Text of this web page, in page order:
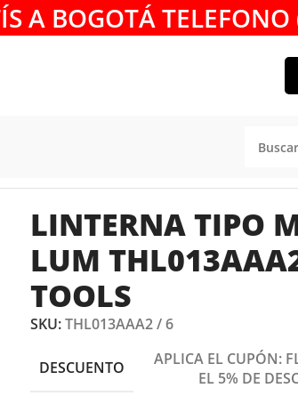
A BOGOTÁ
LINTERNA TIPO
LUM
TOOLS
SKU:THL013AAA2 / 6
DESCUENTO
APLICA EL CUPÓN:
EL 5% DE